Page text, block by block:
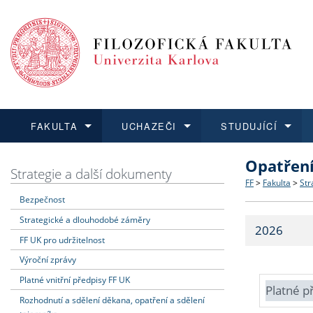
FAKULTA
Dozvědět se více
Struktura
Strategie
Fakultní
UCHAZEČI
Podat přihlášku
Co
Učitelské
STUDUJÍCÍ
Dozvědět se více
Dozvědět se více
O vědě a
Dozvědět se více
Aktuální
Strategie a další dokumenty
Bezpečnost
Strategické a dlouhodobé záměry
FF UK pro udržitelnost
Výroční zprávy
Platné vnitřní předpisy FF UK
Rozhodnutí a sdělení děkana, opatření a sdělení
FF > Fakulta >
2026
Platné